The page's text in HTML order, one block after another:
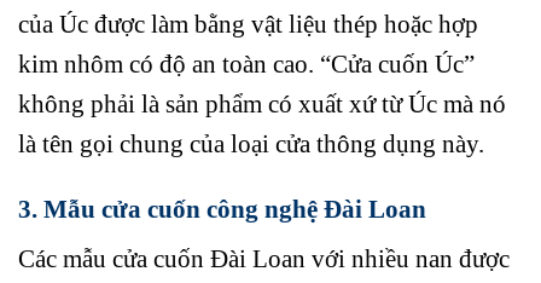
của Úc được làm bằng vật liệu thép hoặc hợp
kim nhôm có độ an toàn cao. “Cửa cuốn Úc”
không phải là sản phẩm có xuất xứ từ Úc mà nó
là tên gọi chung của loại cửa thông dụng này.
3. Mẫu cửa cuốn công nghệ Đài Loan
Các mẫu cửa cuốn Đài Loan với nhiều nan được